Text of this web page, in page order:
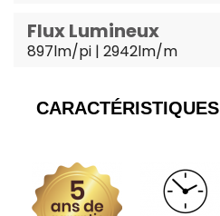
Flux Lumineux
897lm/pi | 2942lm/m
CARACTÉRISTIQUES